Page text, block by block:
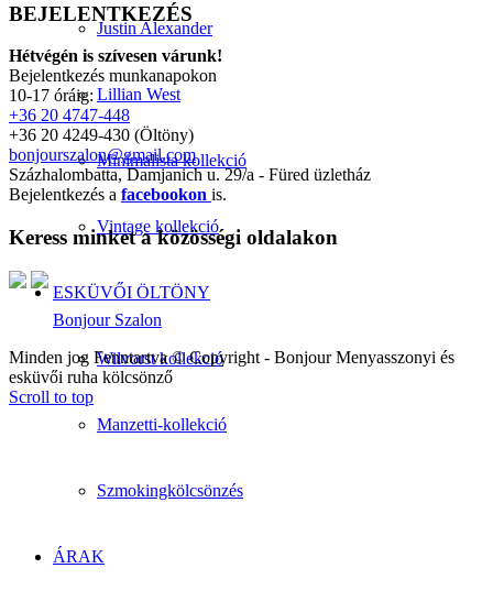
Justin Alexander
Lillian West
Minimalista kollekció
Vintage kollekció
ESKÜVŐI ÖLTÖNY
Wilvorst kollekció
Manzetti-kollekció
Szmokingkölcsönzés
ÁRAK
BEJELENTKEZÉS
Hétvégén is szívesen várunk!
Bejelentkezés munkanapokon
10-17 óráig:
+36 20 4747-448
+36 20 4249-430 (Öltöny)
bonjourszalon@gmail.com
Százhalombatta, Damjanich u. 29/a - Füred üzletház
Bejelentkezés a facebookon is.
Keress minket a közösségi oldalakon
Bonjour Szalon
Minden jog Fenntartva © Copyright - Bonjour Menyasszonyi és
esküvői ruha kölcsönző
Scroll to top